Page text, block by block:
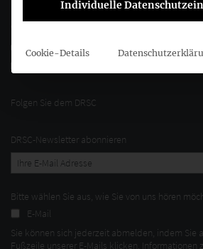
+49 (0)30 20 64 12 - 15
Folgen Sie dem DRSC
DRSC-Newsletter abonnieren
Bitte wählen Sie aus, wie Sie von uns hören
E-Mail
Sie können sich jederzeit abmelden, indem Sie
Fußzeile unserer E-Mails klicken. Informationen
Individuelle
Cookie-Details